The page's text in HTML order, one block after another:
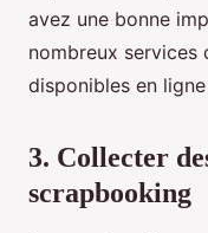
avez une bonne
nombreux services
disponibles en
3. Collecter
scrapbooking